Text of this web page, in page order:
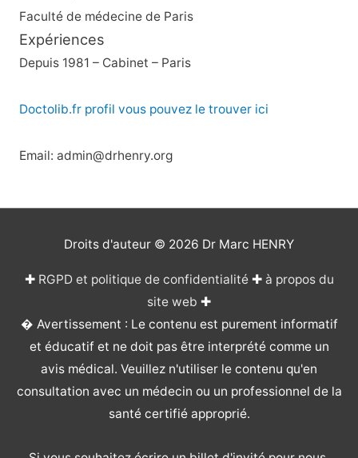
Faculté de médecine de Paris
Expériences
Depuis 1981 – Cabinet – Paris
Doctolib.fr profil vous pouvez le trouver ici
Email: admin@drhenry.org
Droits d'auteur © 2026 Dr Marc HENRY
✚ RGPD et politique de confidentialité✚ à propos du
site web ✚
� Avertissement : Le contenu est purement informatif
et éducatif et ne doit pas être interprété comme un
avis médical. Veuillez n'utiliser le contenu qu'en
consultation avec un médecin ou un professionnel de la
santé certifié approprié.